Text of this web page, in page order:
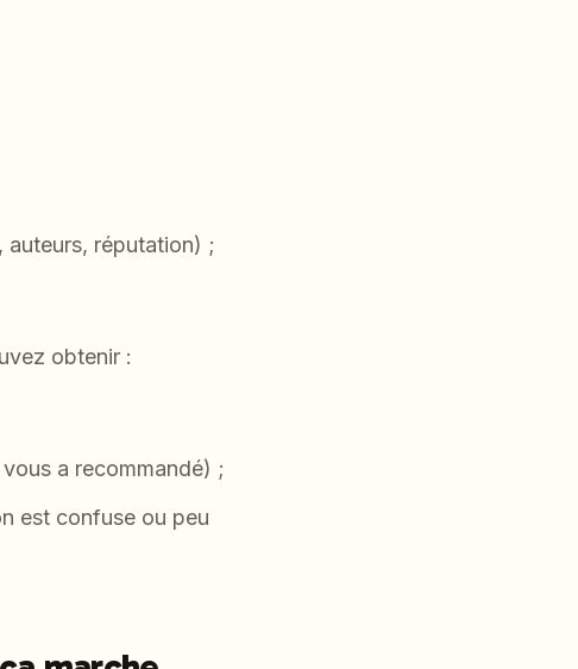
auteurs, réputation) ;
obtenir :
vous a recommandé) ;
est confuse ou peu